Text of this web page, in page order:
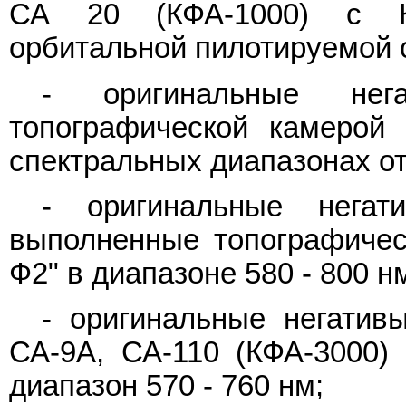
СА 20 (КФА-1000) с
орбитальной
- оригинальные
топографической
спектральных диапазонах
- оригинальные
выполненные
Ф2" в диапазоне 580 - 800
- оригинальные
СА-9А, СА-110 (КФА-3000)
диапазон 570 - 760 нм;